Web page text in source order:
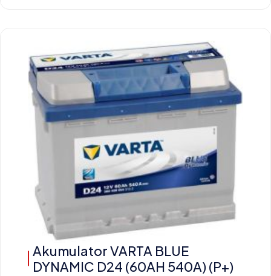
Akumulator VARTA BLUE
DYNAMIC D24 (60AH 540A) (P+)